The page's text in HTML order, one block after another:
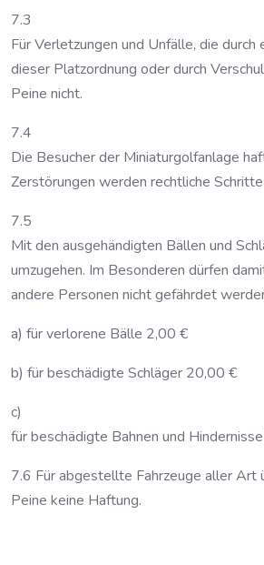
7.3
Für Verletzungen und Unfälle, die
dieser Platzordnung oder durch
Peine nicht.
7.4
Die Besucher der Miniaturgolfanlage
Zerstörungen werden rechtliche
7.5
Mit den ausgehändigten Bällen und
umzugehen. Im Besonderen dürfen
andere Personen nicht gefährdet
a) für verlorene Bälle 2,00 €
b) für beschädigte Schläger 20,00 €
c)
für beschädigte Bahnen und
7.6 Für abgestellte Fahrzeuge aller Art
Peine keine Haftung.